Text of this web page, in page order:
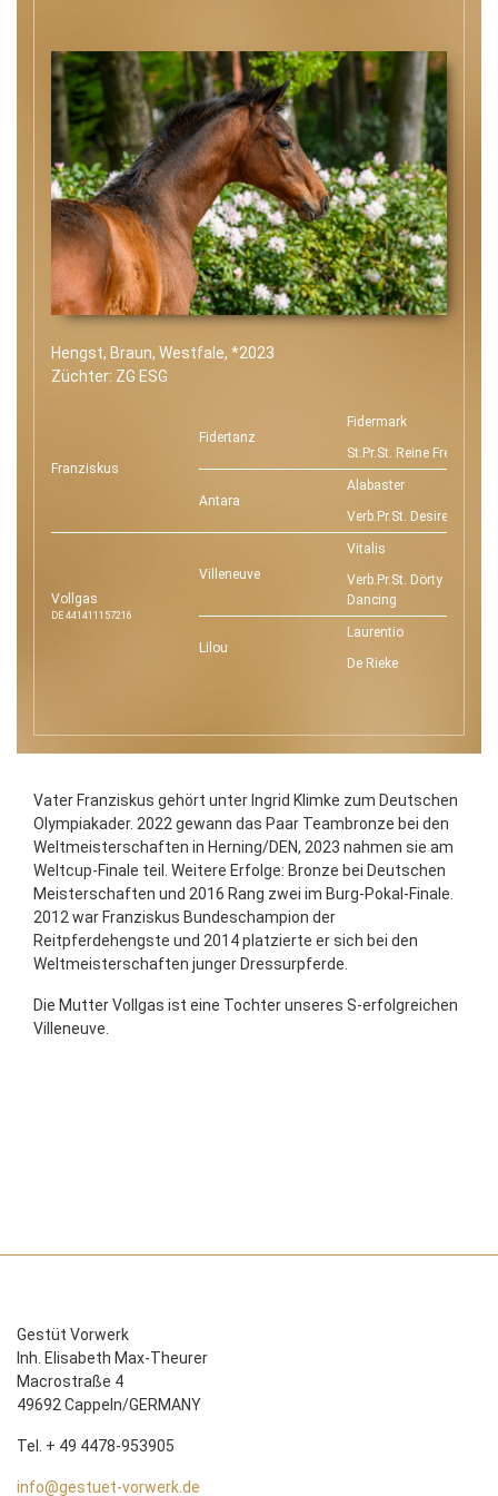
Hengst, Braun, Westfale, *2023
Züchter: ZG ESG
Franziskus
Fidertanz
Fidermark
St.Pr.St. Reine Freude
Antara
Alabaster
Verb.Pr.St. Desiree
Vollgas
DE 441411157216
Villeneuve
Vitalis
Verb.Pr.St. Dörty
Dancing
Lilou
Laurentio
De Rieke
Vater Franziskus gehört unter Ingrid Klimke zum Deutschen
Olympiakader. 2022 gewann das Paar Teambronze bei den
Weltmeisterschaften in Herning/DEN, 2023 nahmen sie am
Weltcup-Finale teil. Weitere Erfolge: Bronze bei Deutschen
Meisterschaften und 2016 Rang zwei im Burg-Pokal-Finale.
2012 war Franziskus Bundeschampion der
Reitpferdehengste und 2014 platzierte er sich bei den
Weltmeisterschaften junger Dressurpferde.
Die Mutter Vollgas ist eine Tochter unseres S-erfolgreichen
Villeneuve.
Gestüt Vorwerk
Inh. Elisabeth Max-Theurer
Macrostraße 4
49692 Cappeln/GERMANY
Tel. + 49 4478-953905
info@gestuet-vorwerk.de